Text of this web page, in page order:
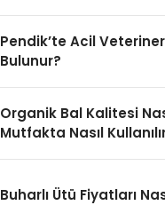
Pendik’te Acil
Bulunur?
Organik Bal Kalitesi
Mutfakta Nasıl
Buharlı Ütü Fiyatları